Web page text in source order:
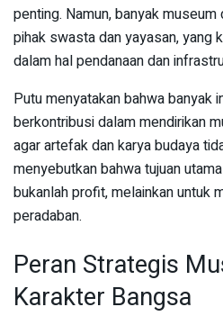
penting. Namun, banyak
pihak swasta dan yayasan, yang
dalam hal pendanaan dan
Putu menyatakan bahwa banyak
berkontribusi dalam mendirikan
agar artefak dan karya budaya
menyebutkan bahwa tujuan
bukanlah profit, melainkan untuk
peradaban.
Peran Strategis
Karakter Bangsa